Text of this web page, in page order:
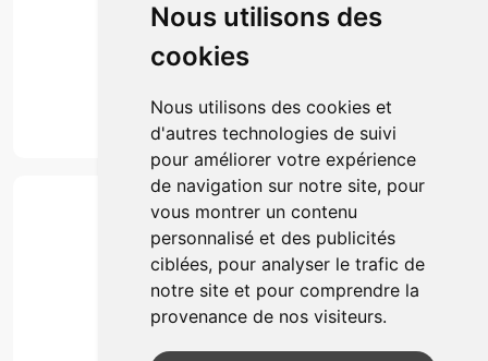
Nous utilisons des
cookies
Nous utilisons des cookies et
d'autres technologies de suivi
pour améliorer votre expérience
de navigation sur notre site, pour
vous montrer un contenu
personnalisé et des publicités
ciblées, pour analyser le trafic de
notre site et pour comprendre la
provenance de nos visiteurs.
Actualités & conseils
Événements
Marques
Suivez-nous
Paiement
Simple, rapide et 100% sécurisé
Retrait & Livriason